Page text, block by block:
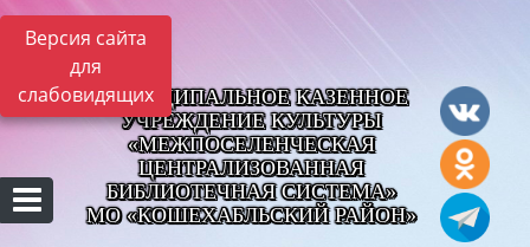
Версия сайта
для
слабовидящихМУНИЦИПАЛЬНОЕ КАЗЕННОЕ
УЧРЕЖДЕНИЕ КУЛЬТУРЫ
«МЕЖПОСЕЛЕНЧЕСКАЯ
ЦЕНТРАЛИЗОВАННАЯ
БИБЛИОТЕЧНАЯ СИСТЕМА»
МО «КОШЕХАБЛЬСКИЙ РАЙОН»